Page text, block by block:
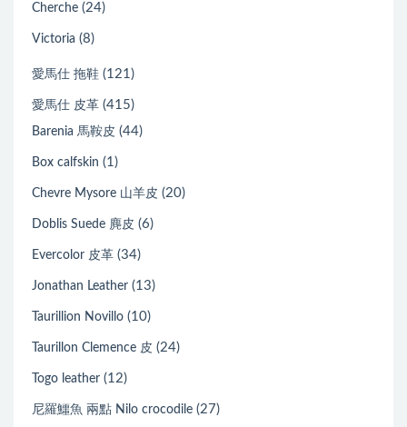
Cherche (24)
Victoria (8)
愛馬仕 拖鞋 (121)
愛馬仕 皮革 (415)
Barenia 馬鞍皮 (44)
Box calfskin (1)
Chevre Mysore 山羊皮 (20)
Doblis Suede 麂皮 (6)
Evercolor 皮革 (34)
Jonathan Leather (13)
Taurillion Novillo (10)
Taurillon Clemence 皮 (24)
Togo leather (12)
尼羅鱷魚 兩點 Nilo crocodile (27)